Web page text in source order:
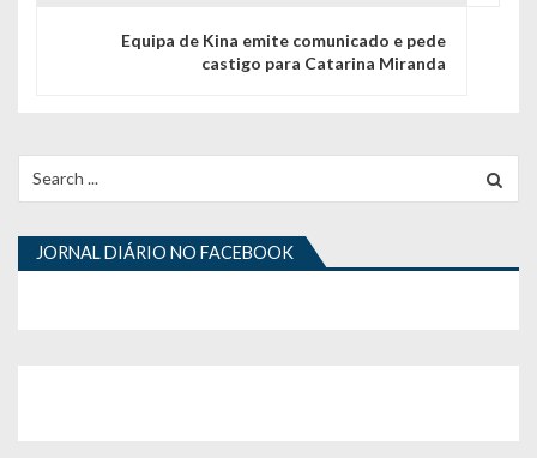
ã
o
d
Equipa de Kina emite comunicado e pede
castigo para Catarina Miranda
for:
JORNAL DIÁRIO NO FACEBOOK